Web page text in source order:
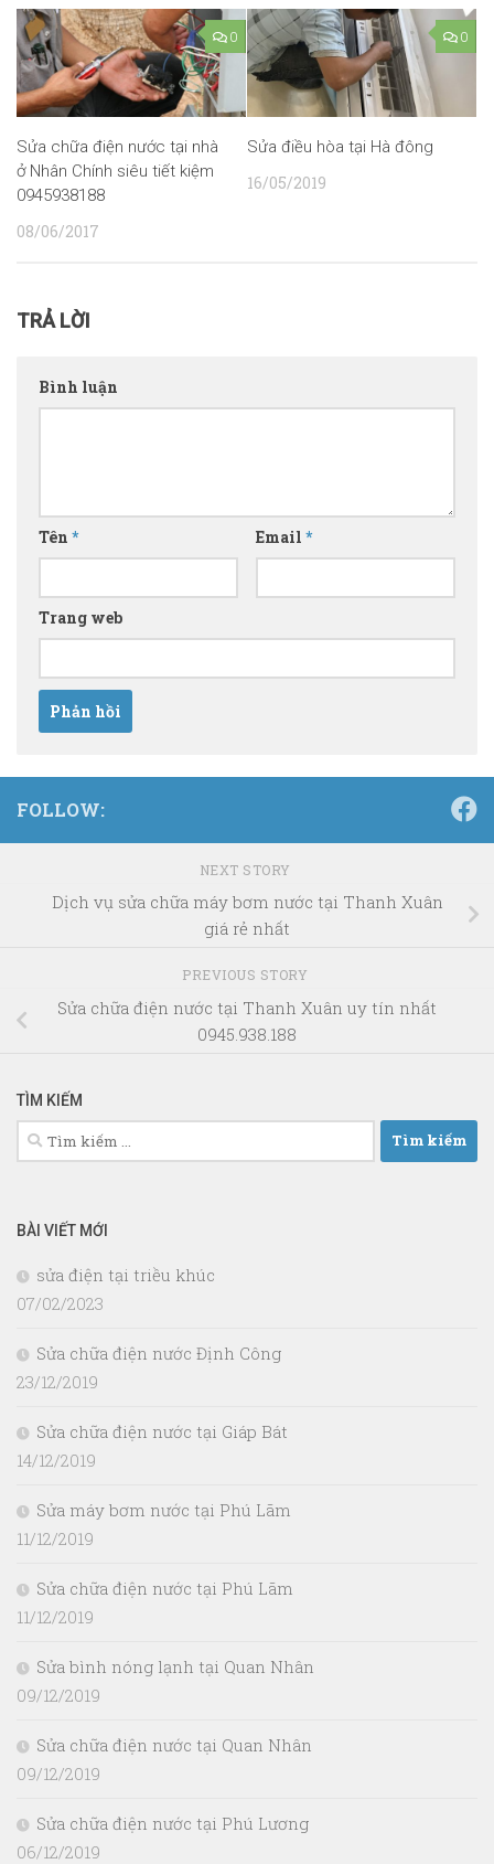
0
Sửa chữa điện nước tại nhà
ở Nhân Chính siêu tiết kiệm
0945938188
08/06/2017
0
Sửa điều hòa tại Hà đông
16/05/2019
TRẢ LỜI
Bình luận
Tên * Email *
Trang web
FOLLOW:
NEXT STORY
Dịch vụ sửa chữa máy bơm nước tại Thanh Xuân
giá rẻ nhất
PREVIOUS STORY
Sửa chữa điện nước tại Thanh Xuân uy tín nhất
0945.938.188
TÌM KIẾM
Tìm
kiếm
BÀI VIẾT MỚI
sửa điện tại triều khúc
07/02/2023
Sửa chữa điện nước Định Công
23/12/2019
Sửa chữa điện nước tại Giáp Bát
14/12/2019
Sửa máy bơm nước tại Phú Lãm
11/12/2019
Sửa chữa điện nước tại Phú Lãm
11/12/2019
Sửa bình nóng lạnh tại Quan Nhân
09/12/2019
Sửa chữa điện nước tại Quan Nhân
09/12/2019
Sửa chữa điện nước tại Phú Lương
06/12/2019